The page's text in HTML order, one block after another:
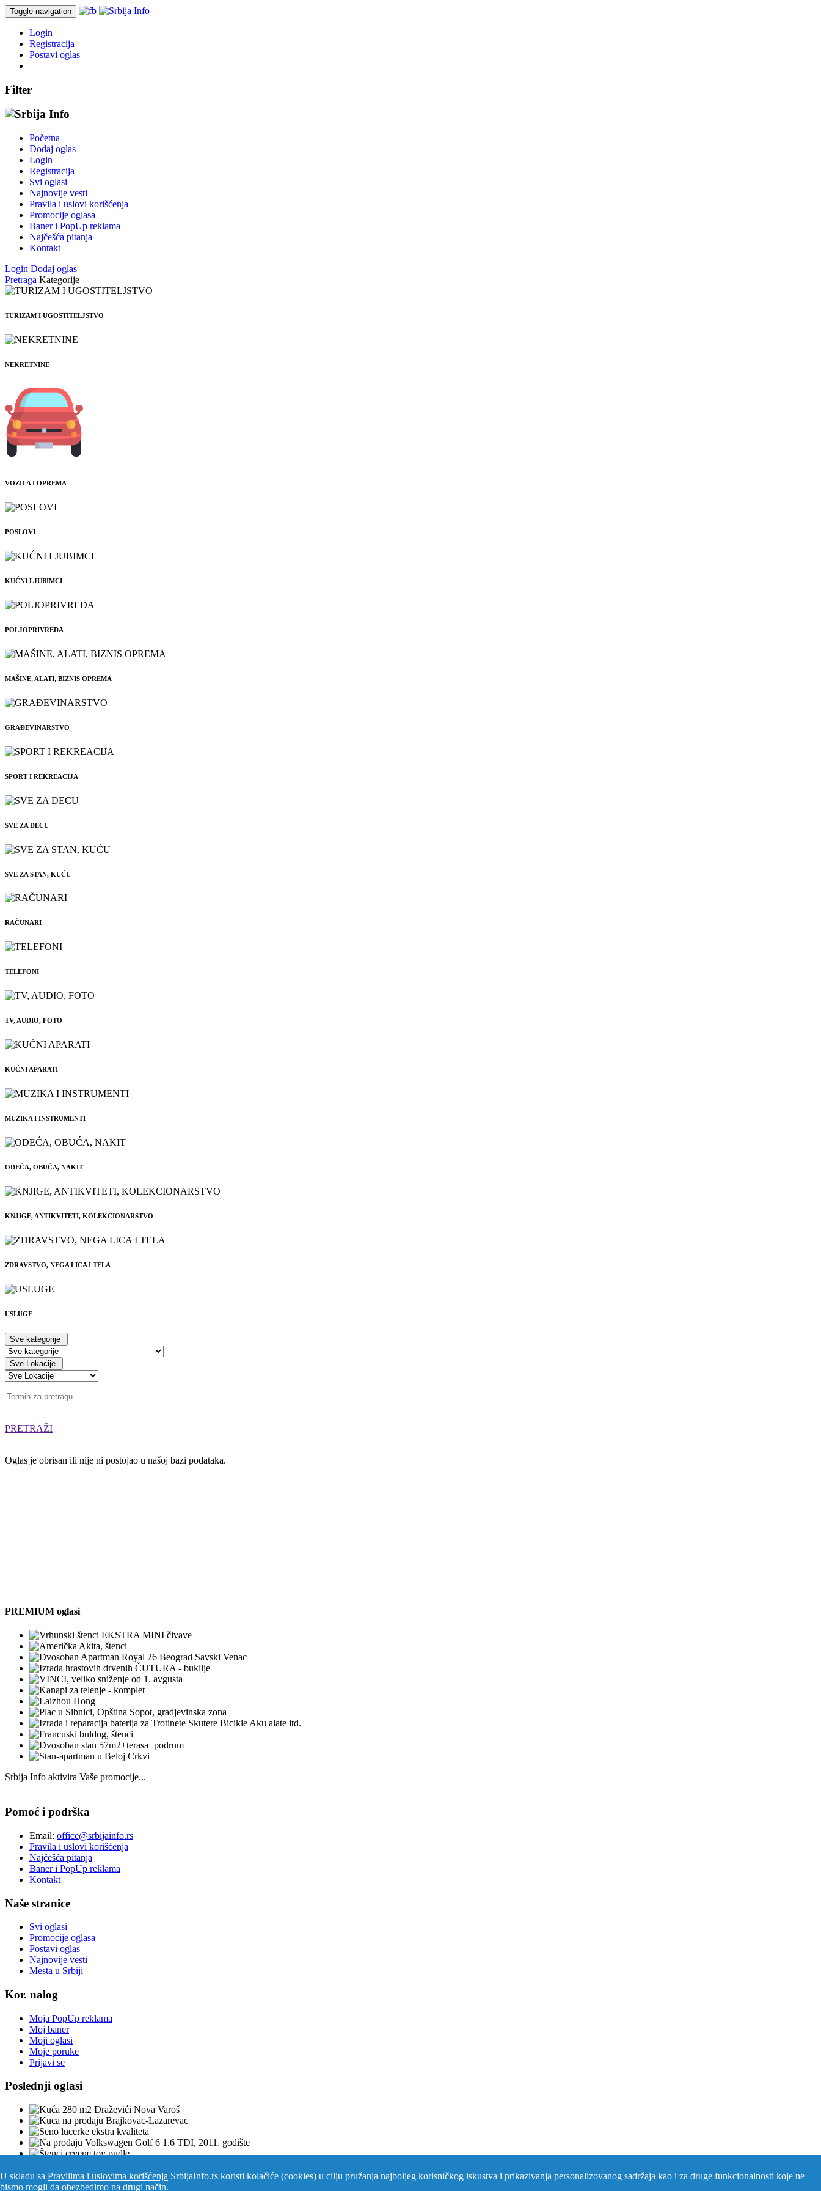
Toggle navigation
Login
Registracija
Postavi oglas
Filter
Početna
Dodaj oglas
Login
Registracija
Svi oglasi
Najnovije vesti
Pravila i uslovi korišćenja
Promocije oglasa
Baner i PopUp reklama
Najčešća pitanja
Kontakt
Login Dodaj oglas
Pretraga Kategorije
TURIZAM I UGOSTITELJSTVO
NEKRETNINE
VOZILA I OPREMA
POSLOVI
KUĆNI LJUBIMCI
POLJOPRIVREDA
MAŠINE, ALATI, BIZNIS OPREMA
GRAĐEVINARSTVO
SPORT I REKREACIJA
SVE ZA DECU
SVE ZA STAN, KUĆU
RAČUNARI
TELEFONI
TV, AUDIO, FOTO
KUĆNI APARATI
MUZIKA I INSTRUMENTI
ODEĆA, OBUĆA, NAKIT
KNJIGE, ANTIKVITETI, KOLEKCIONARSTVO
ZDRAVSTVO, NEGA LICA I TELA
USLUGE
Sve kategorije
Sve Lokacije
PRETRAŽI
Oglas je obrisan ili nije ni postojao u našoj bazi podataka.
PREMIUM oglasi
Srbija Info aktivira Vaše promocije...
Pomoć i podrška
Email: office@srbijainfo.rs
Pravila i uslovi korišćenja
Najčešća pitanja
Baner i PopUp reklama
Kontakt
Naše stranice
Svi oglasi
Promocije oglasa
Postavi oglas
Najnovije vesti
Mesta u Srbiji
Kor. nalog
Moja PopUp reklama
Moj baner
Moji oglasi
Moje poruke
Prijavi se
Poslednji oglasi
Srbija Info©2026. Sva prava zadržana. Pogledajte i
U skladu sa Pravilima i uslovima korišćenja SrbijaInfo.rs koristi kolačiće (cookies) u cilju pružanja najboljeg korisničkog iskustva i prikazivanja personalizovanog sadržaja kao i za druge funkcionalnosti koje ne
bismo mogli da obezbedimo na drugi način.